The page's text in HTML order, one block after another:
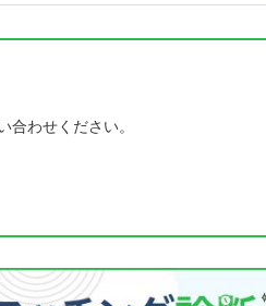
合わせください。